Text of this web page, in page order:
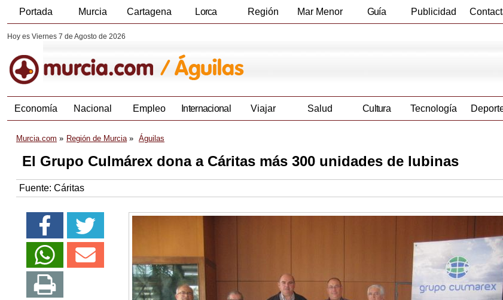
Portada Murcia Cartagena Lorca Región Mar Menor Guía Publicidad
Hoy es Viernes 7 de Agosto de 2026
Economía Nacional Empleo Internacional Viajar Salud Cultura Tecnología
Murcia.com Región de Murcia Águilas
El Grupo Culmárex dona a Cáritas más 300 unidades de lubinas
Fuente: Cáritas